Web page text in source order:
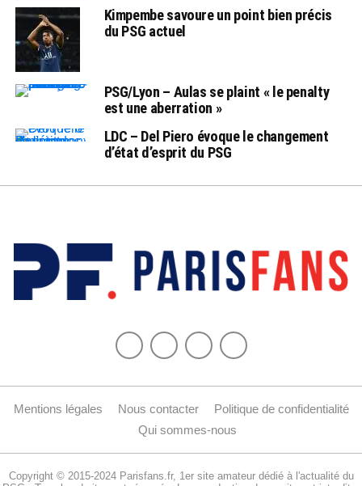
Kimpembe savoure un point bien précis
du PSG actuel
PSG/Lyon – Aulas se plaint « le penalty
est une aberration »
LDC – Del Piero évoque le changement
d’état d’esprit du PSG
Mentions légales Nous contacter
Politique de confidentialité
Qui sommes-nous
Copyright © 2015-2024 Parisfans.fr, 1er site amateur dédié à l'actualité du